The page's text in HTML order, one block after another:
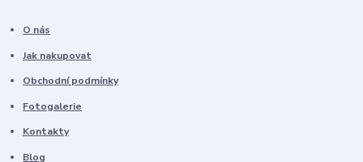
O nás
Jak nakupovat
Obchodní podmínky
Fotogalerie
Kontakty
Blog